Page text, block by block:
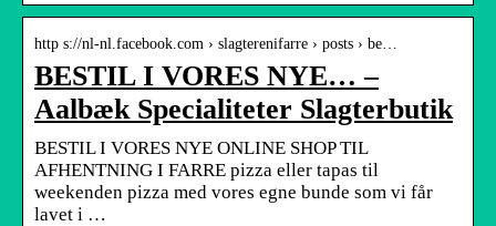
http s://nl-nl.facebook.com › slagterenifarre › posts › be…
BESTIL I VORES NYE… –
Aalbæk Specialiteter Slagterbutik
BESTIL I VORES NYE ONLINE SHOP TIL
AFHENTNING I FARRE pizza eller tapas til
weekenden pizza med vores egne bunde som vi får
lavet i …